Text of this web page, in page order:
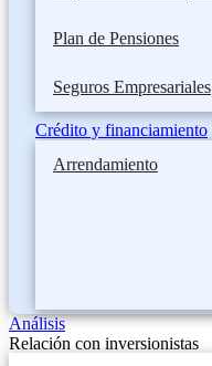
Plan de Pensiones
Seguros Empresariales
Crédito y financiamiento
Arrendamiento
Análisis
Relación con inversionistas